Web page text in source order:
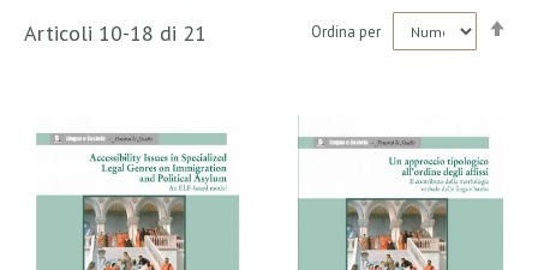
Articoli 10-18 di 21 Ordina per